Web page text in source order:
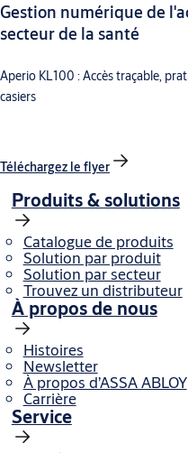
Gestion numérique de
secteur de la santé
Aperio KL100 : Accès traçable,
casiers
Téléchargez le flyer
Produits & solutions
Catalogue de produits
Solution par produit
Solution par secteur
Trouvez un distributeur
À propos de nous
Histoires
Newsletter
À propos d’ASSA ABLOY
Carrière
Service